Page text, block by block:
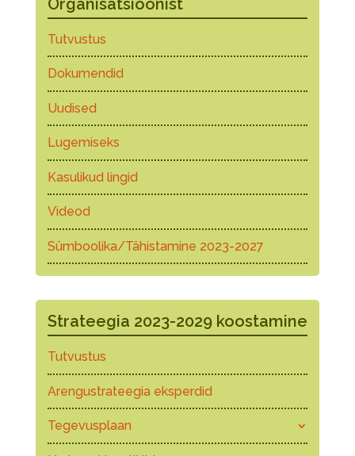
Tutvustus
Dokumendid
Uudised
Lugemiseks
Kasulikud lingid
Videod
Sümboolika/Tähistamine 2023-2027
Strateegia 2023-2029 koostamine
Tutvustus
Arengustrateegia eksperdid
Tegevusplaan